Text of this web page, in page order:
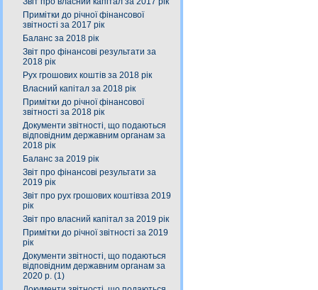
Примітки до річної фінансової
звітності за 2017 рік
Баланс за 2018 рік
Звіт про фінансові результати за
2018 рік
Рух грошових коштів за 2018 рік
Власний капітал за 2018 рік
Примітки до річної фінансової
звітності за 2018 рік
Документи звітності, що подаються
відповідним державним органам за
2018 рік
Баланс за 2019 рік
Звіт про фінансові результати за
2019 рік
Звіт про рух грошових коштівза 2019
рік
Звіт про власний капітал за 2019 рік
Примітки до річної звітності за 2019
рік
Документи звітності, що подаються
відповідним державним органам за
2020 р. (1)